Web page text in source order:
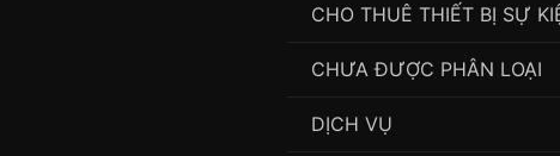
CHO THUÊ THIẾT BỊ SỰ
CHƯA ĐƯỢC PHÂN LOẠI
DỊCH VỤ